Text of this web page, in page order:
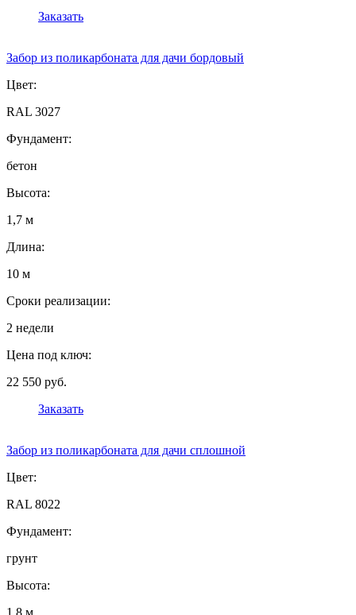
Заказать
Забор из поликарбоната для дачи бордовый
Цвет:
RAL 3027
Фундамент:
бетон
Высота:
1,7 м
Длина:
10 м
Сроки реализации:
2 недели
Цена под ключ:
22 550 руб.
Заказать
Забор из поликарбоната для дачи сплошной
Цвет:
RAL 8022
Фундамент:
грунт
Высота: